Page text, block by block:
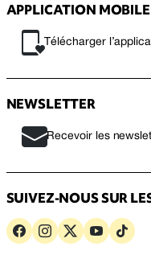
APPLICATION MOBILE
Télécharger
NEWSLETTER
Recevoir les
SUIVEZ-NOUS SUR